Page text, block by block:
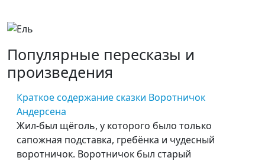
Популярные пересказы и
произведения
Краткое содержание сказки Воротничок
Андерсена
Жил-был щёголь, у которого было только
сапожная подставка, гребёнка и чудесный
воротничок. Воротничок был старый